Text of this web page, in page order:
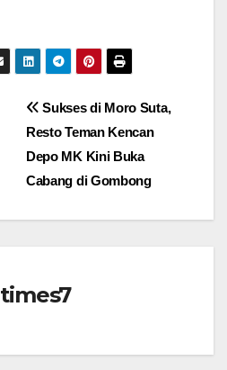
Sukses di Moro Suta,
Resto Teman Kencan
Depo MK Kini Buka
Cabang di Gombong
times7